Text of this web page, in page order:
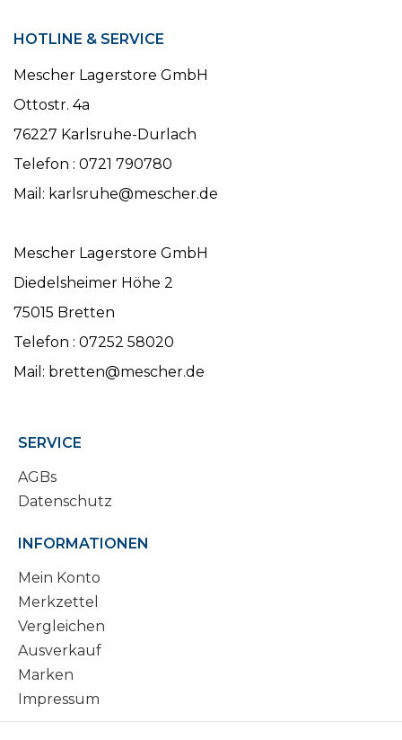
HOTLINE & SERVICE
Mescher Lagerstore GmbH
Ottostr. 4a
76227 Karlsruhe-Durlach
Telefon : 0721 790780
Mail: karlsruhe@mescher.de
Mescher Lagerstore GmbH
Diedelsheimer Höhe 2
75015 Bretten
Telefon : 07252 58020
Mail: bretten@mescher.de
SERVICE
AGBs
Datenschutz
INFORMATIONEN
Mein Konto
Merkzettel
Vergleichen
Ausverkauf
Marken
Impressum